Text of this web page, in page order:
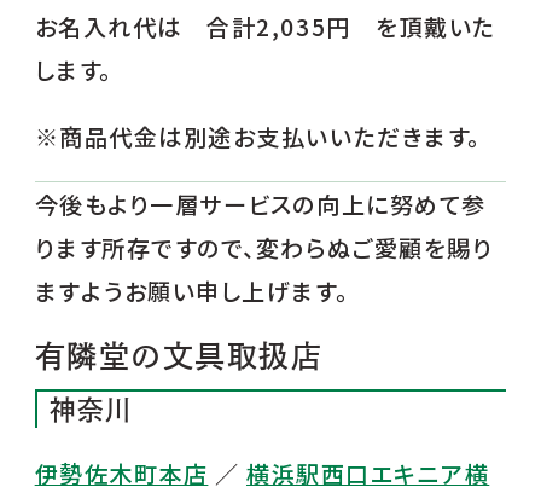
お名入れ代は 合計2,035円 を頂戴いた
します。
※商品代金は別途お支払いいただきます。
今後もより一層サービスの向上に努めて参
ります所存ですので、変わらぬご愛顧を賜り
ますようお願い申し上げます。
有隣堂の文具取扱店
神奈川
伊勢佐木町本店 ／ 横浜駅西口エキニア横